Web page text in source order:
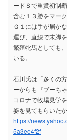
ードＳで重賞初制
含む１３勝をマーク
Ｇ１には手が届か
運び、直線で末脚
繁殖牝馬としても
いる。
石川氏は「多くの
ーからも『ブーち
コロナで牧場見学
姿を見てもらいた
https://
5a3ee4f2f